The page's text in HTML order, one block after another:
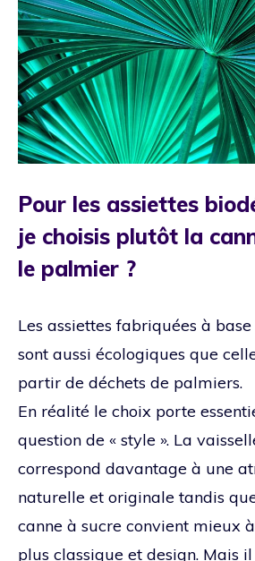
Pour les assiettes
je choisis plutôt la
le palmier ?
Les assiettes fabriquées à
sont aussi écologiques que
partir de déchets de palmiers.
En réalité le choix porte
question de « style ». La
correspond davantage à une
naturelle et originale tandis
canne à sucre convient mieux
plus classique et design. Mais il